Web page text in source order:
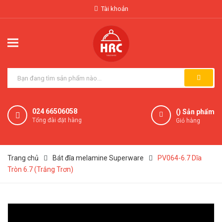
Tài khoản
024 66506058
Tổng đài đặt hàng
() Sản phẩm
Giỏ hàng
Trang chủ Bát đĩa melamine Superware
PV064-6.7 Dĩa
Tròn 6.7 (Trắng Trơn)